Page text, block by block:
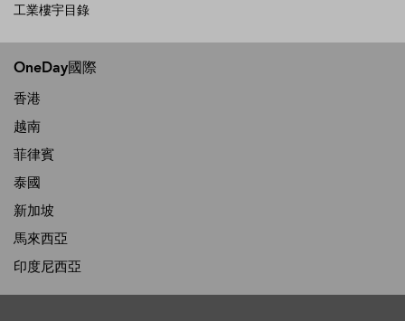
工業樓宇目錄
OneDay國際
香港
越南
菲律賓
泰國
新加坡
馬來西亞
印度尼西亞